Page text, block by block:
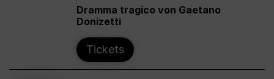
Dramma tragico von Gaetano
Donizetti
Tickets